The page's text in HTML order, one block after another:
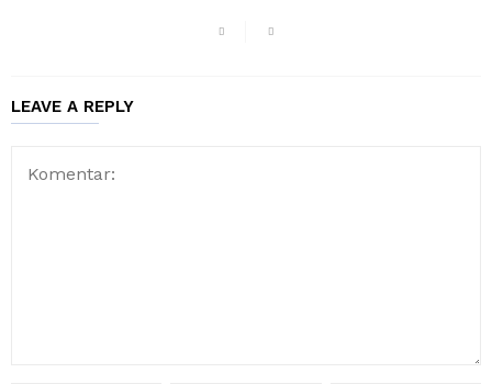
LEAVE A REPLY